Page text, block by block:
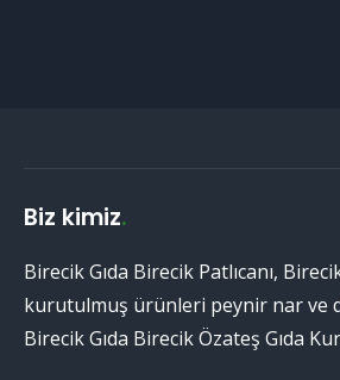
Biz kimiz.
Birecik Gıda Birecik Patlıcanı,
kurutulmuş ürünleri peynir nar ve
Birecik Gıda Birecik Özateş Gıda